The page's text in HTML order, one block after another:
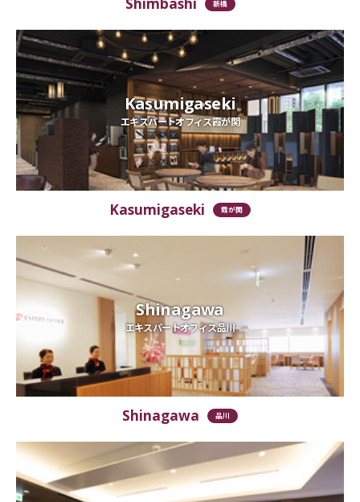
新橋
Kasumigaseki
エキスパートオフィス霞が関
Kasumigaseki 霞が関
Shinagawa
エキスパートオフィス品川
Shinagawa 品川